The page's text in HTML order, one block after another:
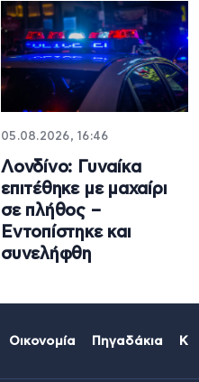
05.08.2026, 16:46
Λονδίνο: Γυναίκα
επιτέθηκε με μαχαίρι
σε πλήθος –
Εντοπίστηκε και
συνελήφθη
Οικονομία Πηγαδάκια